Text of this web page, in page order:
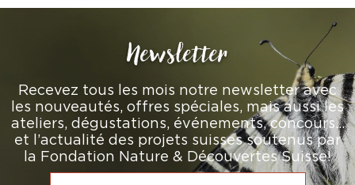
Newsletter
Recevez tous les mois notre newsletter avec
les nouveautés, offres spéciales, mais aussi les
ateliers, dégustations, événements, concours…
et l’actualité des projets suisses soutenus par
la Fondation Nature & Découvertes Suisse!